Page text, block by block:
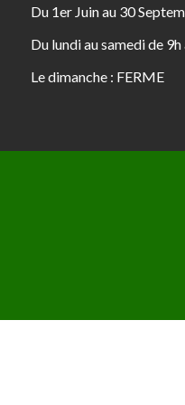
Du 1er Juin au 30
Du lundi au samedi de
Le dimanche : FERME